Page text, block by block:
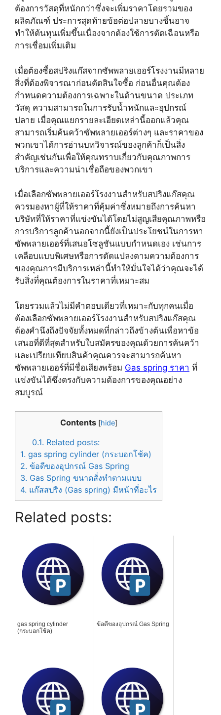
ต้องการวัสดุที่หนักกว่าซึ่งจะเพิ่มราคาโดยรวมของ
ผลิตภัณฑ์ ประการสุดท้ายข้อต่อปลายบางชิ้นอาจ
ทำให้ต้นทุนเพิ่มขึ้นเนื่องจากต้องใช้การตัดเฉือนหรือ
การเชื่อมเพิ่มเติม
เมื่อต้องซื้อสปริงแก๊สจากซัพพลายเออร์โรงงานมีหลาย
สิ่งที่ต้องพิจารณาก่อนตัดสินใจซื้อ ก่อนอื่นคุณต้อง
กำหนดความต้องการเฉพาะในด้านขนาด ประเภท
วัสดุ ความสามารถในการรับน้ำหนักและอุปกรณ์
ปลาย เมื่อคุณแยกรายละเอียดเหล่านี้ออกแล้วคุณ
สามารถเริ่มค้นคว้าซัพพลายเออร์ต่างๆ และราคาของ
พวกเขาได้การอ่านบทวิจารณ์ของลูกค้าก็เป็นสิ่ง
สำคัญเช่นกันเพื่อให้คุณทราบเกี่ยวกับคุณภาพการ
บริการและความน่าเชื่อถือของพวกเขา
เมื่อเลือกซัพพลายเออร์โรงงานสำหรับสปริงแก๊สคุณ
ควรมองหาผู้ที่ให้ราคาที่คุ้มค่าซึ่งหมายถึงการค้นหา
บริษัทที่ให้ราคาที่แข่งขันได้โดยไม่สูญเสียคุณภาพหรือ
การบริการลูกค้านอกจากนี้ยังเป็นประโยชน์ในการหา
ซัพพลายเออร์ที่เสนอโซลูชันแบบกำหนดเอง เช่นการ
เคลือบแบบพิเศษหรือการดัดแปลงตามความต้องการ
ของคุณการมีบริการเหล่านี้ทำให้มั่นใจได้ว่าคุณจะได้
รับสิ่งที่คุณต้องการในราคาที่เหมาะสม
โดยรวมแล้วไม่มีคำตอบเดียวที่เหมาะกับทุกคนเมื่อ
ต้องเลือกซัพพลายเออร์โรงงานสำหรับสปริงแก๊สคุณ
ต้องคำนึงถึงปัจจัยทั้งหมดที่กล่าวถึงข้างต้นเพื่อหาข้อ
เสนอที่ดีที่สุดสำหรับใบสมัครของคุณด้วยการค้นคว้า
และเปรียบเทียบสินค้าคุณควรจะสามารถค้นหา
ซัพพลายเออร์ที่มีชื่อเสียงพร้อม Gas spring ราคา ที่
แข่งขันได้ซึ่งตรงกับความต้องการของคุณอย่าง
สมบูรณ์
Contents [hide]
0.1. Related posts:
1. gas spring cylinder (กระบอกโช้ค)
2. ข้อดีของอุปกรณ์ Gas Spring
3. Gas Spring ขนาดสั่งทำตามแบบ
4. แก๊สสปริง (Gas spring) มีหน้าที่อะไร
Related posts:
gas spring cylinder
(กระบอกโช้ค)
ข้อดีของอุปกรณ์ Gas Spring